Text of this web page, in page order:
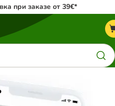
при заказе от 39€*